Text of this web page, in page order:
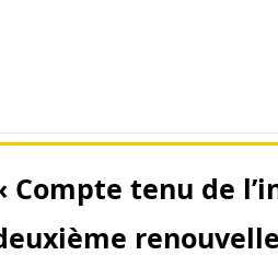
Compte tenu de